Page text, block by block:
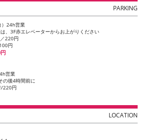
PARKING
）24h営業
、3F赤エレベーターからお上がりください
220円
円
営業
の後4時間前に
220円
LOCATION